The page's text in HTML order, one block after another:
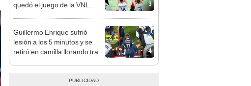
3
quedó el juego de la VNL
4
Guillermo Enrique sufrió
lesión a los 5 minutos y se
retiró en camilla llorando tras